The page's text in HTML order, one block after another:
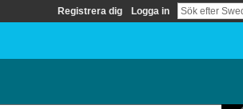
Registrera dig Logga in